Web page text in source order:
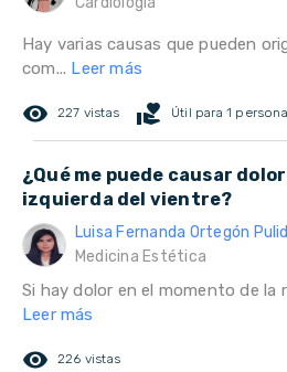
Hay varias causas que pueden
com... Leer más
remove_red_eye 227 vistas volunteer_activism Útil para 1
¿Qué me puede causar
izquierda del vientre?
Luisa Fernanda Ortegón
Medicina Estética
Si hay dolor en el momento de la
Leer más
remove_red_eye 226 vistas